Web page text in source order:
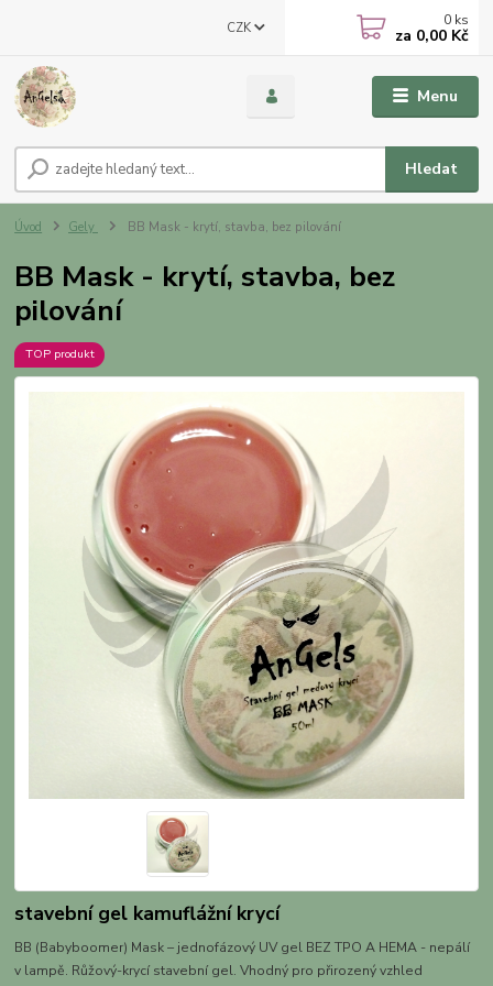
Menu
CZK
Hledat
0 ks
za 0,00 Kč
Úvod Gely BB Mask - krytí, stavba, bez pilování
BB Mask - krytí, stavba, bez
pilování
TOP produkt
stavební gel kamuflážní krycí
BB (Babyboomer) Mask – jednofázový UV gel BEZ TPO A HEMA - nepálí
v lampě. Růžový-krycí stavební gel. Vhodný pro přirozený vzhled